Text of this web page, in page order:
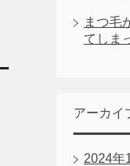
まつ毛
てしま
アーカイ
2024年